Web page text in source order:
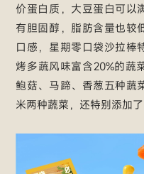
价蛋白质，大豆蛋白可以
有胆固醇，脂肪含量也较
口感，星期零口袋沙拉棒
烤多蔬风味富含20%的蔬
鲍菇、马蹄、香葱五种蔬
米两种蔬菜，还特别添加了